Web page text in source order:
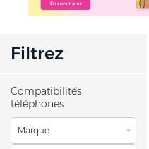
Filtrez
Compatibilités
téléphones
Marque